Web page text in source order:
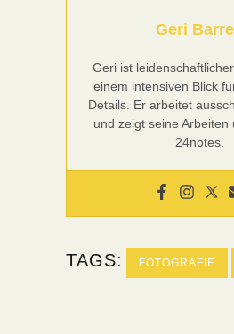
Geri
Geri ist
einem intensiven Blick
Details. Er arbeitet
und zeigt seine Arbeiten
24notes.
TAGS: FOTOGRAFIE